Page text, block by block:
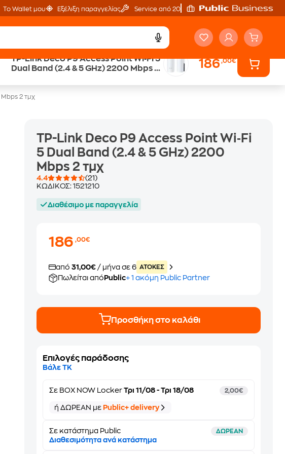
Το Wallet μου Εξέλιξη παραγγελίας Service από 20'
TP-Link Deco P9 Access Point Wi‑Fi 5
Dual Band (2.4 & 5 GHz) 2200 Mbps 2
186,00€
επιστροφή € Άτοκες Δόσεις
2 τμχ
TP-Link Deco P9 Access Point Wi‑Fi
5 Dual Band (2.4 & 5 GHz) 2200
Mbps 2 τμχ
4.4
(21)
ΚΩΔΙΚΟΣ:1521210
Διαθέσιμο με παραγγελία
186,00€
από31,00€ / μήνα σε 6 ATOKEΣ
Πωλείται από Public+ 1 ακόμη Public Partner
Προσθήκη στο καλάθι
Επιλογές παράδοσης
Βάλε ΤΚ
Σε BOX NOW Locker Τρι 11/08 - Τρι 18/08 2,00€
ή ΔΩΡΕΑΝ με Public+ delivery
Σε κατάστημα Public ΔΩΡΕΑΝ
Διαθεσιμότητα ανά κατάστημα